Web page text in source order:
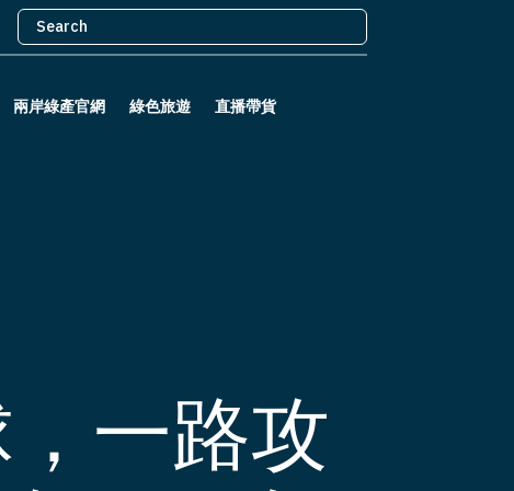
兩岸綠產官網 綠色旅遊 直播帶貨
一路攻